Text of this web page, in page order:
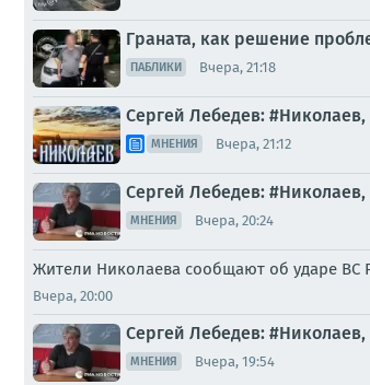
Граната, как решение
ПАБЛИКИ Вчера, 21:18
Сергей Лебедев: #Николаев,
МНЕНИЯ Вчера, 21:12
Сергей Лебедев: #Николаев,
МНЕНИЯ Вчера, 20:24
Жители Николаева сообщают об ударе ВС
Вчера, 20:00
Сергей Лебедев:
МНЕНИЯ Вчера, 19:54